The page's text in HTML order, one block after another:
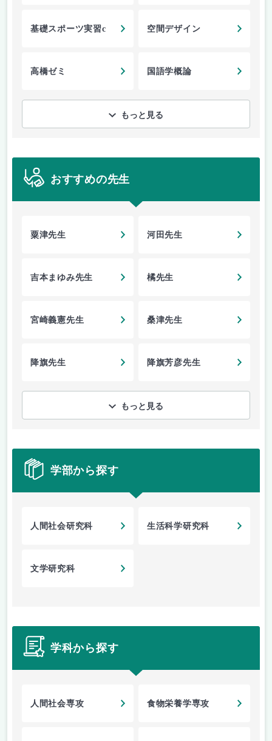
基礎スポーツ実習c 空間デザイン
高橋ゼミ 国語学概論
もっと見る
おすすめの先生
粟津先生 河田先生
吉本まゆみ先生 橘先生
宮崎義憲先生 桑津先生
降旗先生 降旗芳彦先生
もっと見る
学部から探す
人間社会研究科 生活科学研究科
文学研究科
学科から探す
人間社会専攻 食物栄養学専攻